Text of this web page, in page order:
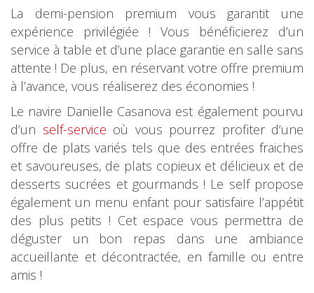
La demi-pension premium vous garantit une
expérience privilégiée ! Vous bénéficierez d’un
service à table et d’une place garantie en salle sans
attente ! De plus, en réservant votre offre premium
à l’avance, vous réaliserez des économies !
Le navire Danielle Casanova est également pourvu
d’un self-service où vous pourrez profiter d’une
offre de plats variés tels que des entrées fraiches
et savoureuses, de plats copieux et délicieux et de
desserts sucrées et gourmands ! Le self propose
également un menu enfant pour satisfaire l’appétit
des plus petits ! Cet espace vous permettra de
déguster un bon repas dans une ambiance
accueillante et décontractée, en famille ou entre
amis !